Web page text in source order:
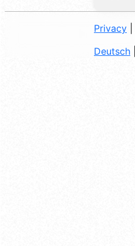
Privacy
Deutsch